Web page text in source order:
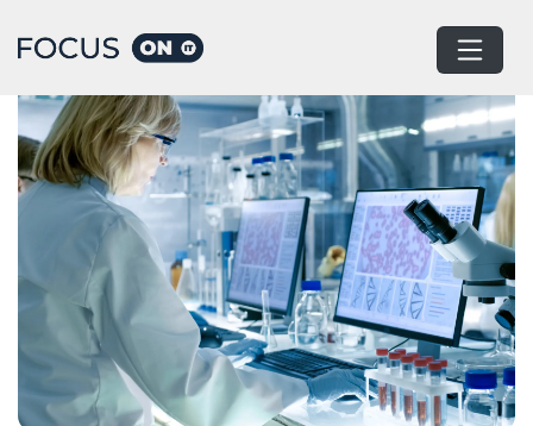
Home Big Data Analytics